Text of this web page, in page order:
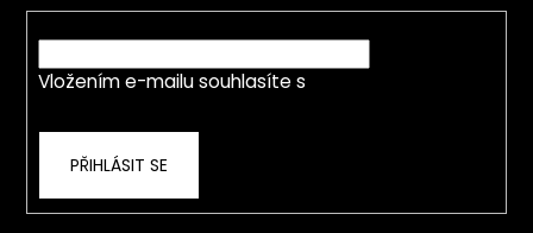
Vložením e-mailu souhlasíte s
PŘIHLÁSIT SE